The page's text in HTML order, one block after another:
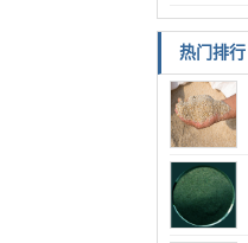
热门排行